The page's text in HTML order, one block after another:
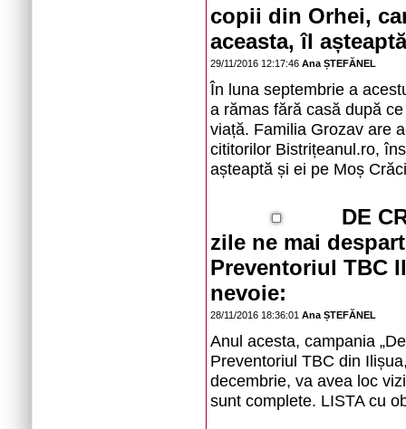
copii din Orhei,
aceasta, îl
29/11/2016 12:17:46 Ana ȘTEFĂNEL
În luna septembrie a
a rămas fără casă după
viață. Familia Grozav are
cititorilor Bistrițeanul.ro,
așteaptă și ei pe Moș
DE
zile ne mai
Preventoriul TBC
nevoie:
28/11/2016 18:36:01 Ana ȘTEFĂNEL
Anul acesta, campania
Preventoriul TBC din
decembrie, va avea loc
sunt complete. LISTA cu